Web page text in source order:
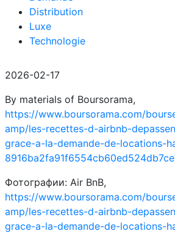
Distribution
Luxe
Technologie
2026-02-17
By materials of Boursorama,
https://www.boursorama.com/
amp/les-recettes-d-airbnb-
grace-a-la-demande-de-locations-
Фотографии: Air BnB,
https://www.boursorama.com/
amp/les-recettes-d-airbnb-
grace-a-la-demande-de-locations-